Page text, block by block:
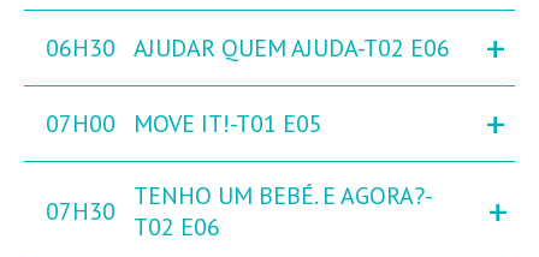
06H30 AJUDAR QUEM AJUDA-T02 E06 +
07H00 MOVE IT!-T01 E05 +
07H30
TENHO UM BEBÉ. E AGORA?-
T02 E06
+